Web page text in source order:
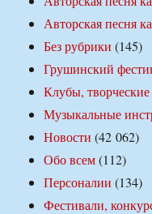
Авторская песня
Без рубрики (145)
Грушинский
Клубы,
Музыкальные
Новости (42 062)
Обо всем(112)
Персоналии (134)
Фестивали,